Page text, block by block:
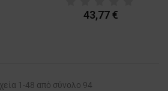
43,77 €
1-48 από σύνολο 94